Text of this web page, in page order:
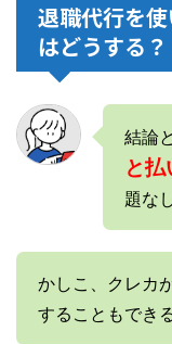
退職代行を
はどうする？
結論
と払
題な
かしこ、クレカ
することもできる